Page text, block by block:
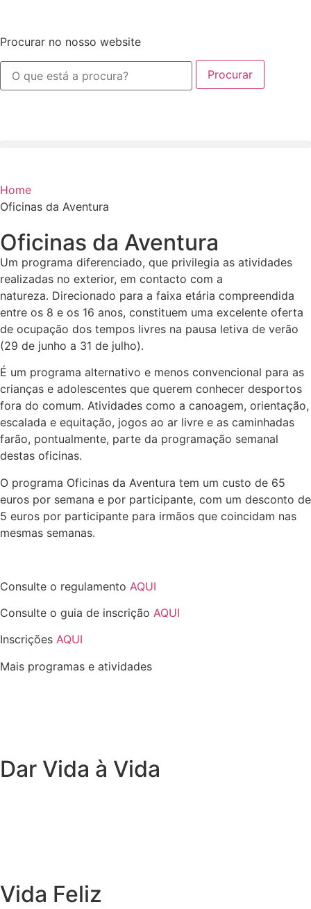
Procurar no nosso website
Procurar
Home
Oficinas da Aventura
Oficinas da Aventura
Um programa diferenciado, que privilegia as atividades
realizadas no exterior, em contacto com a
natureza. Direcionado para a faixa etária compreendida
entre os 8 e os 16 anos, constituem uma excelente oferta
de ocupação dos tempos livres na pausa letiva de verão
(29 de junho a 31 de julho).
É um programa alternativo e menos convencional para as
crianças e adolescentes que querem conhecer desportos
fora do comum. Atividades como a canoagem, orientação,
escalada e equitação, jogos ao ar livre e as caminhadas
farão, pontualmente, parte da programação semanal
destas oficinas.
O programa Oficinas da Aventura tem um custo de 65
euros por semana e por participante, com um desconto de
5 euros por participante para irmãos que coincidam nas
mesmas semanas.
Consulte o regulamento AQUI
Consulte o guia de inscrição AQUI
Inscrições AQUI
Mais programas e atividades
Dar Vida à Vida
Vida Feliz